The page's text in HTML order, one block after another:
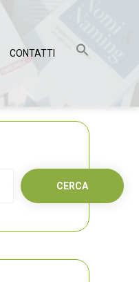
CONTATTI
CERCA